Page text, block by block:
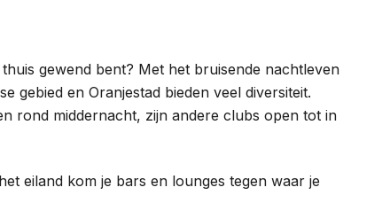
gewend bent? Met het bruisende nachtleven
gebied en Oranjestad bieden veel diversiteit.
rond middernacht, zijn andere clubs open tot in
eiland kom je bars en lounges tegen waar je